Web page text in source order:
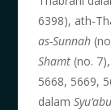
6398), ath-
as-Sunnah
Shamt (no.
5668, 5669,
dalam